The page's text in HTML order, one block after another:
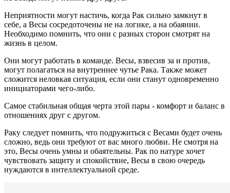
Неприятности могут настичь, когда Рак сильно замкнут в
себе, а Весы сосредоточены не на логике, а на обаянии.
Необходимо помнить, что они с разных сторон смотрят на
жизнь в целом.
Они могут работать в команде. Весы, взвесив за и против,
могут полагаться на внутреннее чутье Рака. Также может
сложится неловкая ситуация, если они станут одновременно
инициаторами чего-либо.
Самое стабильная общая черта этой пары - комфорт и баланс в
отношениях друг с другом.
Раку следует помнить, что подружиться с Весами будет очень
сложно, ведь они требуют от вас много любви. Не смотря на
это, Весы очень умны и обаятельны. Рак по натуре хочет
чувствовать защиту и спокойствие, Весы в свою очередь
нуждаются в интеллектуальной среде.